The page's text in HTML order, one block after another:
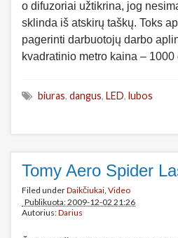
o difuzoriai užtikrina, jog
sklinda iš atskirų taškų. Toks
pagerinti darbuotojų darbo
kvadratinio metro kaina – 1000
biuras, dangus, LED, lubos
Tomy Aero Spider
Filed underDaikčiukai, Video
Publikuota: 2009-12-02 21:26
Autorius:Darius